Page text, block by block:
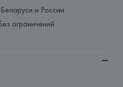
и России
ограничений